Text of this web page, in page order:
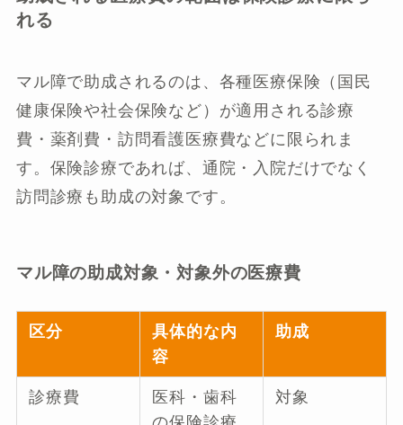
れる
マル障で助成されるのは、各種医療保険（国民
健康保険や社会保険など）が適用される診療
費・薬剤費・訪問看護医療費などに限られま
す。保険診療であれば、通院・入院だけでなく
訪問診療も助成の対象です。
マル障の助成対象・対象外の医療費
区分
具体的な内
容
助成
診療費
医科・歯科
対象